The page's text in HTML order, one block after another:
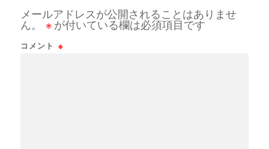
メールアドレスが公開されることはありませ
ん。
※ が付いている欄は必須項目です
コメント ※